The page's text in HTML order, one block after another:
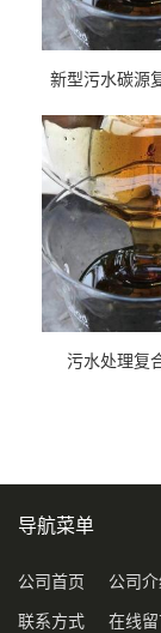
新型污水碳源
污水处理复
导航菜单
公司首页 公司介
联系方式 在线